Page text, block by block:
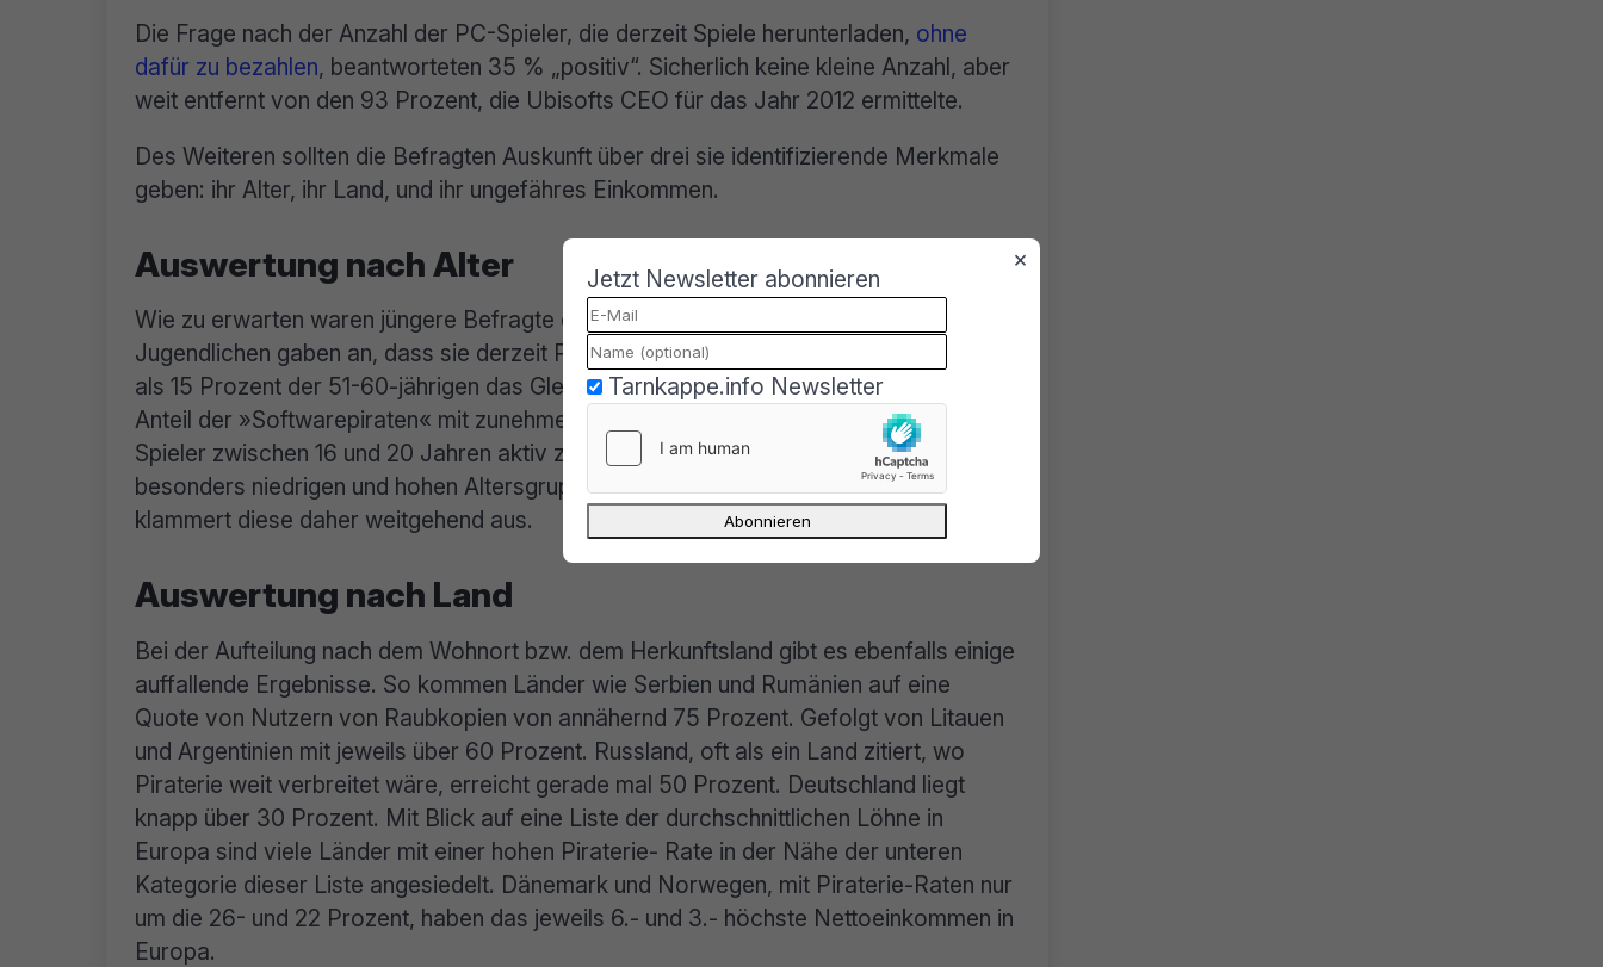
Die Frage nach der Anzahl der PC-Spieler, die derzeit Spiele herunterladen, ohne
dafür zu bezahlen, beantworteten 35 % „positiv“. Sicherlich keine kleine Anzahl, aber
weit entfernt von den 93 Prozent, die Ubisofts CEO für das Jahr 2012 ermittelte.
Des Weiteren sollten die Befragten Auskunft über drei sie identifizierende Merkmale
geben: ihr Alter, ihr Land, und ihr ungefähres Einkommen.
Auswertung nach Alter
Wie zu erwarten waren jüngere Befragte eher Piraten. Mehr als 40 Prozent der
Jugendlichen gaben an, dass sie derzeit Piratenspiele aktiv nutzen, während weniger
als 15 Prozent der 51-60-jährigen das Gleiche gesagt haben. Demnach sinkt der
Anteil der »Softwarepiraten« mit zunehmenden Alter stetig ab, wobei besonders die
Spieler zwischen 16 und 20 Jahren aktiv zu sein scheinen. Scherzantworten zu
besonders niedrigen und hohen Altersgruppen will PC Gamer nicht ausschließen und
klammert diese daher weitgehend aus.
Auswertung nach Land
Bei der Aufteilung nach dem Wohnort bzw. dem Herkunftsland gibt es ebenfalls einige
auffallende Ergebnisse. So kommen Länder wie Serbien und Rumänien auf eine
Quote von Nutzern von Raubkopien von annähernd 75 Prozent. Gefolgt von Litauen
und Argentinien mit jeweils über 60 Prozent. Russland, oft als ein Land zitiert, wo
Piraterie weit verbreitet wäre, erreicht gerade mal 50 Prozent. Deutschland liegt
knapp über 30 Prozent. Mit Blick auf eine Liste der durchschnittlichen Löhne in
Europa sind viele Länder mit einer hohen Piraterie- Rate in der Nähe der unteren
Kategorie dieser Liste angesiedelt. Dänemark und Norwegen, mit Piraterie-Raten nur
um die 26- und 22 Prozent, haben das jeweils 6.- und 3.- höchste Nettoeinkommen in
Europa.
×
Jetzt Newsletter abonnieren
Tarnkappe.info Newsletter